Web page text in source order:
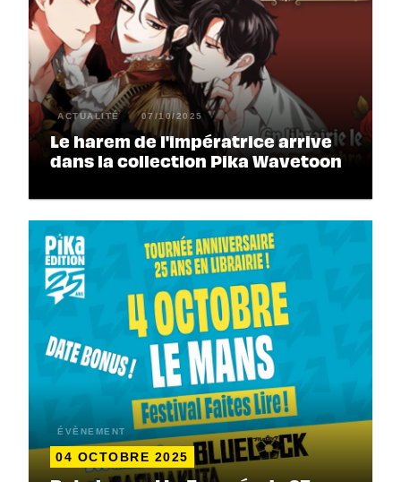
ACTUALITÉ 07/10/2025
Le harem de l'impératrice arrive
dans la collection Pika Wavetoon
ÉVÈNEMENT
04 OCTOBRE 2025